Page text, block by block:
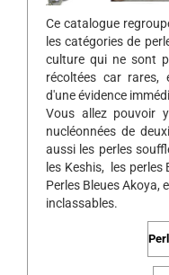
Ce catalogue
les catégories de
culture qui ne sont
récoltées car rares,
d'une évidence
Vous allez pouvoir
nucléonnées de
aussi les perles
les Keshis, les
Perles Bleues Akoya,
inclassables.